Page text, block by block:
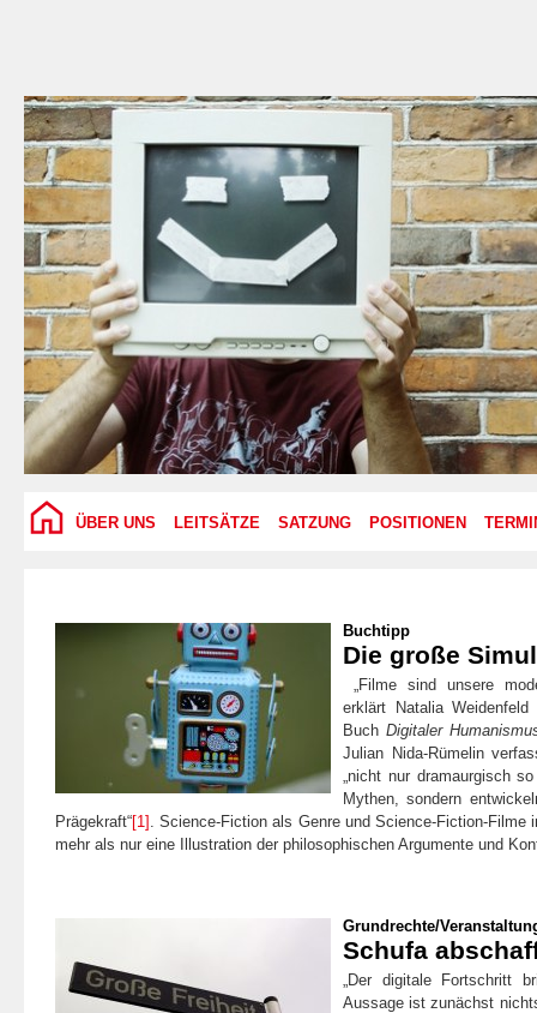
ÜBER UNS LEITSÄTZE SATZUNG POSITIONEN
Buchtipp
Die große
„Filme sind unsere
erklärt Natalia
Buch Digitaler
Julian Nida-Rümelin
„nicht nur dramaurgisch
Mythen, sondern
Prägekraft“[1] . Science-Fiction als Genre und Science-Fiction-Filme
mehr als nur eine Illustration der philosophischen Argumente und
Grundrechte/
Schufa
„Der digitale Fortschritt
Aussage ist zunächst